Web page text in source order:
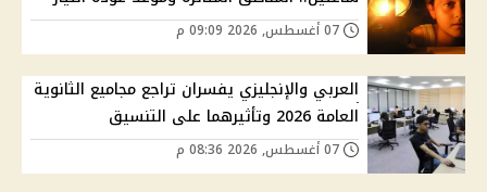
العربي والإنجليزي يفسران تراجع مجاميع الثانوية
العامة 2026 وتأثيرهما على التنسيق